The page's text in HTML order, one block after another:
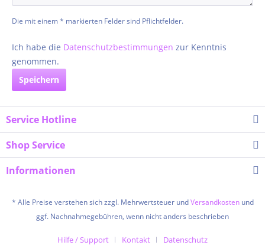
Die mit einem * markierten Felder sind Pflichtfelder.
Ich habe die Datenschutzbestimmungen zur Kenntnis
genommen.
Speichern
Service Hotline
Shop Service
Informationen
* Alle Preise verstehen sich zzgl. Mehrwertsteuer undVersandkostenund
ggf. Nachnahmegebühren, wenn nicht anders beschrieben
Hilfe / Support Kontakt Datenschutz